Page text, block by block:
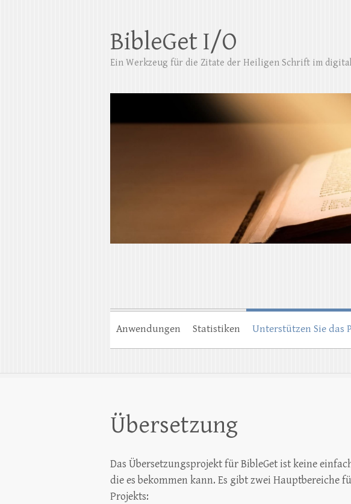
BibleGet I/O
Ein Werkzeug für die Zitate der Heiligen Schrift im
Anwendungen Statistiken Unterstützen Sie das
Übersetzung
Das Übersetzungsprojekt für BibleGet ist keine
die es bekommen kann. Es gibt zwei Hauptbereiche
Projekts: